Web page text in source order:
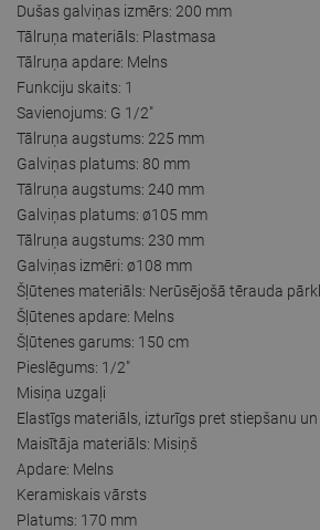
Dušas galviņas izmērs: 200 mm
Tālruņa materiāls: Plastmasa
Tālruņa apdare: Melns
Funkciju skaits: 1
Savienojums: G 1/2"
Tālruņa augstums: 225 mm
Galviņas platums: 80 mm
Tālruņa augstums: 240 mm
Galviņas platums: ø105 mm
Tālruņa augstums: 230 mm
Galviņas izmēri: ø108 mm
Šļūtenes materiāls: Nerūsējošā tērauda
Šļūtenes apdare: Melns
Šļūtenes garums: 150 cm
Pieslēgums: 1/2"
Misiņa uzgaļi
Elastīgs materiāls, izturīgs pret stiepšanu
Maisītāja materiāls: Misiņš
Apdare: Melns
Keramiskais vārsts
Platums: 170 mm